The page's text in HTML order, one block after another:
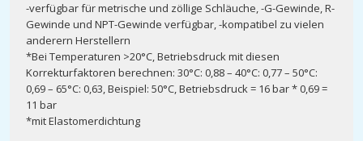
-verfügbar für metrische und zöllige Schläuche, -G-Gewinde, R-
Gewinde und NPT-Gewinde verfügbar, -kompatibel zu vielen
anderern Herstellern
*Bei Temperaturen >20°C, Betriebsdruck mit diesen
Korrekturfaktoren berechnen: 30°C: 0,88 – 40°C: 0,77 – 50°C:
0,69 – 65°C: 0,63, Beispiel: 50°C, Betriebsdruck = 16 bar * 0,69 =
11 bar
*mit Elastomerdichtung